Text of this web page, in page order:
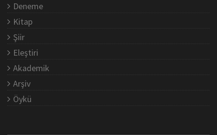
Deneme
Kitap
Şiir
Eleştiri
Akademik
Arşiv
Öykü